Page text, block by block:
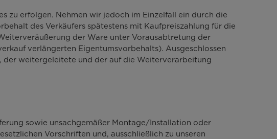
zu erfolgen. Nehmen wir jedoch im Einzelfall ein durch die
des Verkäufers spätestens mit Kaufpreiszahlung für die
der Ware unter Vorausabtretung der
verlängerten Eigentumsvorbehalts). Ausgeschlossen
der weitergeleitete und der auf die Weiterverarbeitung
sowie unsachgemäßer Montage/Installation oder
Vorschriften und, ausschließlich zu unseren